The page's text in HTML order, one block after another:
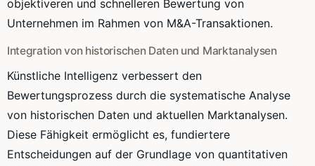
objektiveren und schnelleren Bewertung von
Unternehmen im Rahmen von M&A-Transaktionen.
Integration von historischen Daten und Marktanalysen
Künstliche Intelligenz verbessert den
Bewertungsprozess durch die systematische Analyse
von historischen Daten und aktuellen Marktanalysen.
Diese Fähigkeit ermöglicht es, fundiertere
Entscheidungen auf der Grundlage von quantitativen